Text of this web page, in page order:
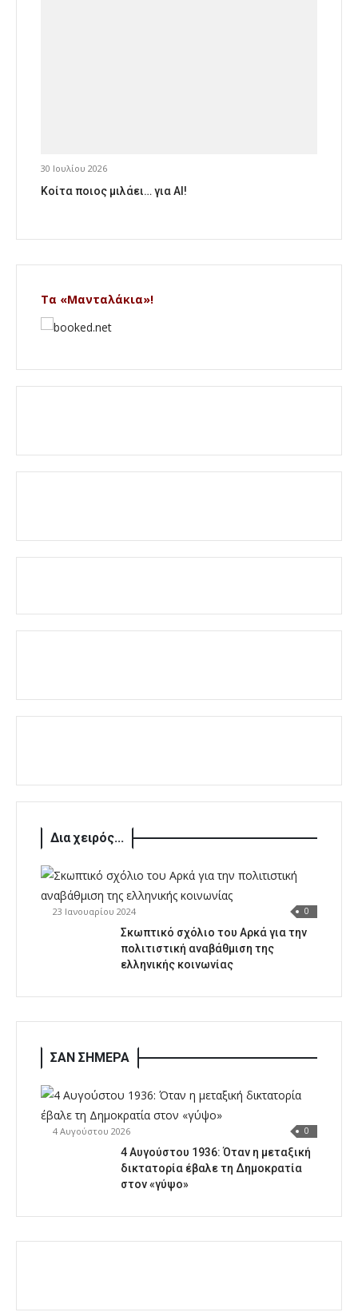
30 Ιουλίου 2026
Κοίτα ποιος μιλάει… για AI!
Τα «Μανταλάκια»!
Δια χειρός...
23 Ιανουαρίου 2024 0
Σκωπτικό σχόλιο του Αρκά για την
πολιτιστική αναβάθμιση της
ελληνικής κοινωνίας
ΣΑΝ ΣΗΜΕΡΑ
4 Αυγούστου 2026 0
4 Αυγούστου 1936: Όταν η μεταξική
δικτατορία έβαλε τη Δημοκρατία
στον «γύψο»